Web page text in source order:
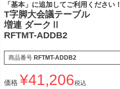
「基本」に追加してご利用ください！
T字脚大会議テーブル
増連 ダークⅡ
RFTMT-ADDB2
商品番号 RFTMT-ADDB2
価格 ¥41,206税込